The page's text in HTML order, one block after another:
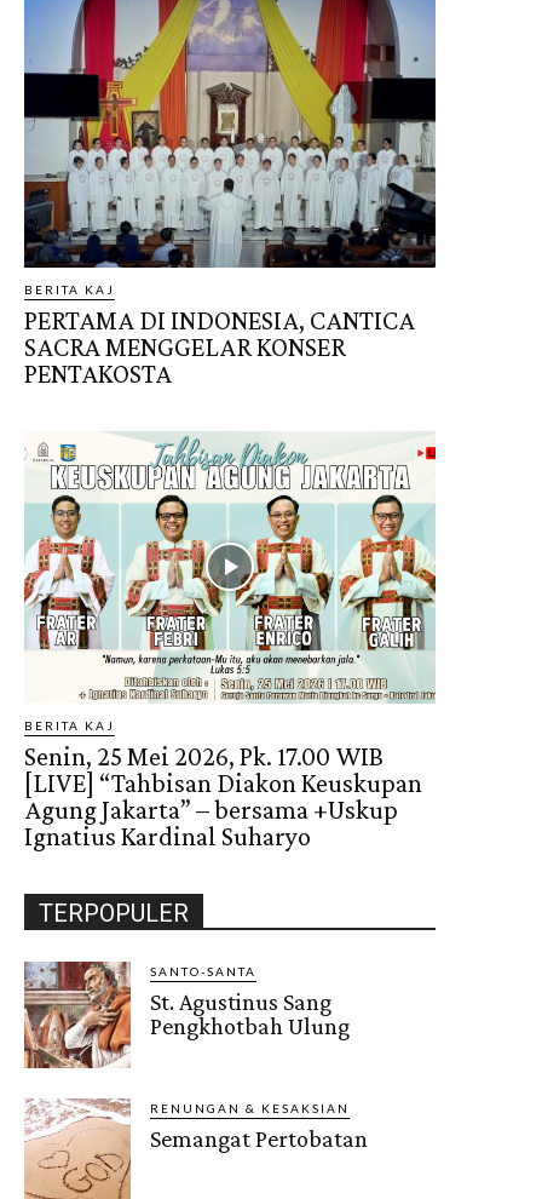
BERITA KAJ
PERTAMA DI INDONESIA, CANTICA
SACRA MENGGELAR KONSER
PENTAKOSTA
BERITA KAJ
Senin, 25 Mei 2026, Pk. 17.00 WIB
[LIVE] “Tahbisan Diakon Keuskupan
Agung Jakarta” – bersama +Uskup
Ignatius Kardinal Suharyo
TERPOPULER
SANTO-SANTA
St. Agustinus Sang
Pengkhotbah Ulung
RENUNGAN & KESAKSIAN
Semangat Pertobatan